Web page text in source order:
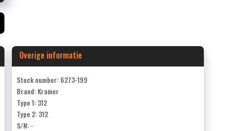
Overige informatie
Stock number: 6273-199
Brand: Kramer
Type 1: 312
Type 2: 312
S/N: -